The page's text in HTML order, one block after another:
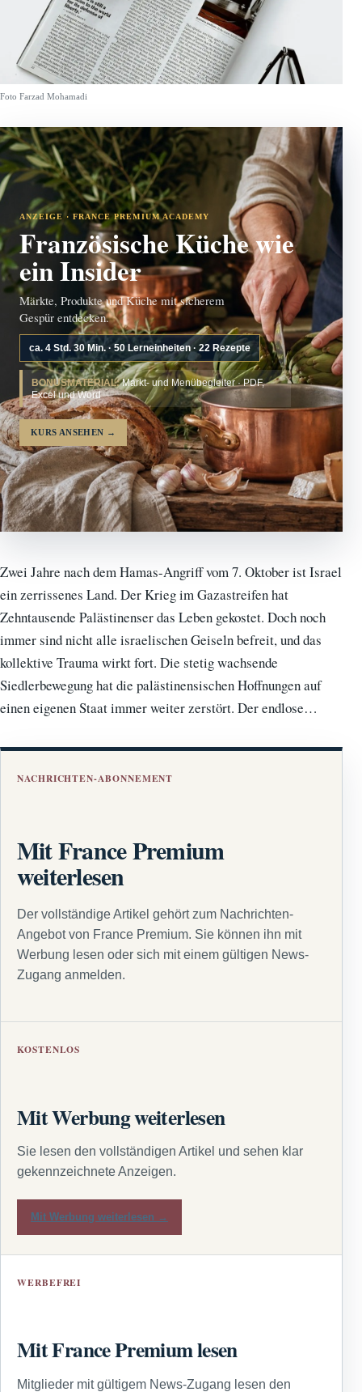
Foto Farzad Mohamadi
ANZEIGE · FRANCE PREMIUM ACADEMY
Französische Küche wie
ein Insider
Märkte, Produkte und Küche mit sicherem
Gespür entdecken.
ca. 4 Std. 30 Min. · 50 Lerneinheiten · 22 Rezepte
BONUSMATERIAL:Markt- und Menübegleiter · PDF,
Excel und Word
KURS ANSEHEN →
Zwei Jahre nach dem Hamas-Angriff vom 7. Oktober ist Israel
ein zerrissenes Land. Der Krieg im Gazastreifen hat
Zehntausende Palästinenser das Leben gekostet. Doch noch
immer sind nicht alle israelischen Geiseln befreit, und das
kollektive Trauma wirkt fort. Die stetig wachsende
Siedlerbewegung hat die palästinensischen Hoffnungen auf
einen eigenen Staat immer weiter zerstört. Der endlose…
NACHRICHTEN-ABONNEMENT
Mit France Premium
weiterlesen
Der vollständige Artikel gehört zum Nachrichten-
Angebot von France Premium. Sie können ihn mit
Werbung lesen oder sich mit einem gültigen News-
Zugang anmelden.
KOSTENLOS
Mit Werbung weiterlesen
Sie lesen den vollständigen Artikel und sehen klar
gekennzeichnete Anzeigen.
Mit Werbung weiterlesen →
WERBEFREI
Mit France Premium lesen
Mitglieder mit gültigem News-Zugang lesen den